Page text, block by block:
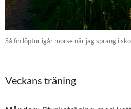
Så fin löptur igår morse när jag sprang i
Veckans träning